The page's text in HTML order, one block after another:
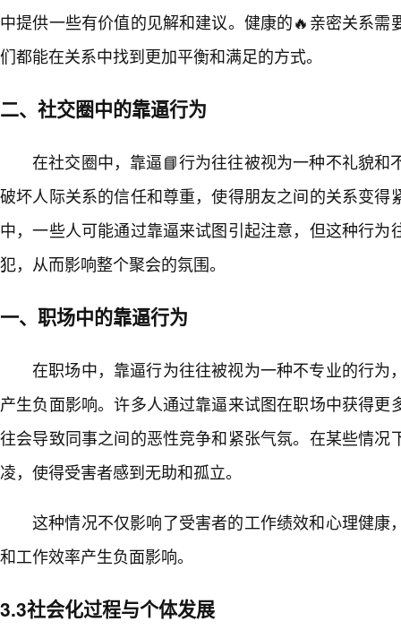
中提供一些有价值的见解和建议。健康的🔥亲密关系需
们都能在关系中找到更加平衡和满足的方式。
二、社交圈中的靠逼行为
在社交圈中，靠逼📘行为往往被视为一种不礼貌和
破坏人际关系的信任和尊重，使得朋友之间的关系变得
中，一些人可能通过靠逼来试图引起注意，但这种行为
犯，从而影响整个聚会的氛围。
一、职场中的靠逼行为
在职场中，靠逼行为往往被视为一种不专业的行为
产生负面影响。许多人通过靠逼来试图在职场中获得更
往会导致同事之间的恶性竞争和紧张气氛。在某些情况
凌，使得受害者感到无助和孤立。
这种情况不仅影响了受害者的工作绩效和心理健康
和工作效率产生负面影响。
3.3社会化过程与个体发展